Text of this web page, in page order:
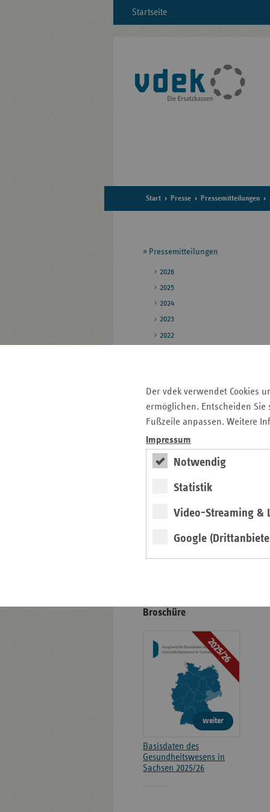
Der vdek verwendet Cookies
ermöglichen. Entscheiden
Fußzeile anpassen. Weitere
Impressum
Notwendig
Statistik
Video-Streaming &
Google
Startseite
Start Presse Pressemitteilungen
Seitennavigation
Pressemitteilungen
2026
2025
2024
2023
2022
Pressestelle
Bildarchiv
Daten zum
Gesundheitswesen
Seitenleiste
Informationen
Veranstaltungen
Broschüre
2025/26
weiter
Basisdaten des
Gesundheitswesens in
Sachsen 2025/26